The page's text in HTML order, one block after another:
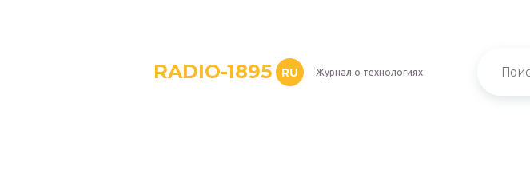
RADIO-1895 RU Журнал о технологиях